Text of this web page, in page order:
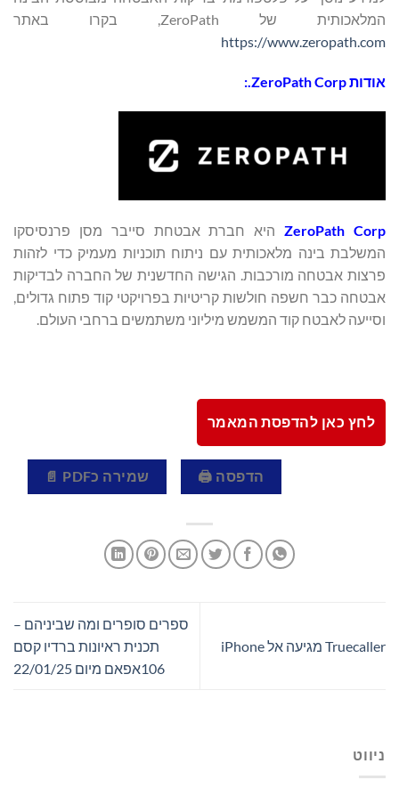
המלאכותית של ZeroPath, בקרו באתר
https://www.zeropath.com
אודותZeroPath Corp.
:
ZeroPath Corp היא חברת אבטחת סייבר מסן פרנסיסקו
המשלבת בינה מלאכותית עם ניתוח תוכניות מעמיק כדי לזהות
פרצות אבטחה מורכבות. הגישה החדשנית של החברה לבדיקות
אבטחה כבר חשפה חולשות קריטיות בפרויקטי קוד פתוח גדולים,
וסייעה לאבטח קוד המשמש מיליוני משתמשים ברחבי העולם.
לחץ כאן להדפסת המאמר
הדפסה 🖨 שמירה כPDF 📄
Truecaller מגיעה אל iPhone
ספרים סופרים ומה שביניהם –
תכנית ראיונות ברדיו קסם
106אפאם מיום 22/01/25
ניווט